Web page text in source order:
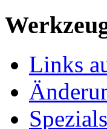
Links